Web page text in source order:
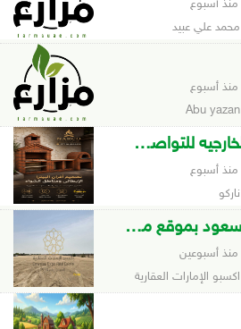
منذ أسبوع
محمد علي عبيد
منذ أسبوع
Abu yazan
إفران تصميم المطابخ الخارجيه للتواصل 0564556596
منذ أسبوع
ناركو
للبيع عزبة في بدع بنت سعود بموقع مميز جدا
منذ أسبوعين
اكسبو الإمارات العقارية